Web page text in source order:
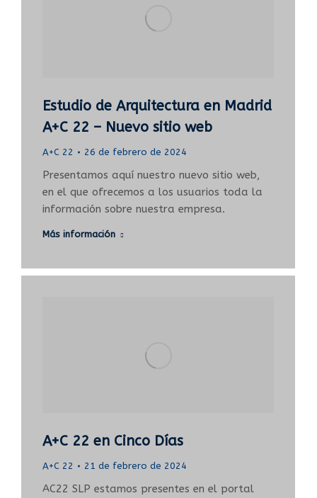
Estudio de Arquitectura en Madrid
A+C 22 – Nuevo sitio web
A+C 22 26 de febrero de 2024
Presentamos aquí nuestro nuevo sitio web,
en el que ofrecemos a los usuarios toda la
información sobre nuestra empresa.
Más información
A+C 22 en Cinco Días
A+C 22 21 de febrero de 2024
AC22 SLP estamos presentes en el portal